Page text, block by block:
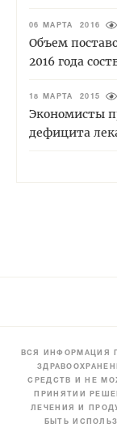
06 МАРТА 2016
Объем
2016 года
18 МАРТА 2015
Экономисты
дефицита
ВСЯ ИНФОРМАЦИЯ
СРЕДСТВ И НЕ
ПРИНЯТИИ
ЛЕЧЕНИЯ И
БЫТЬ